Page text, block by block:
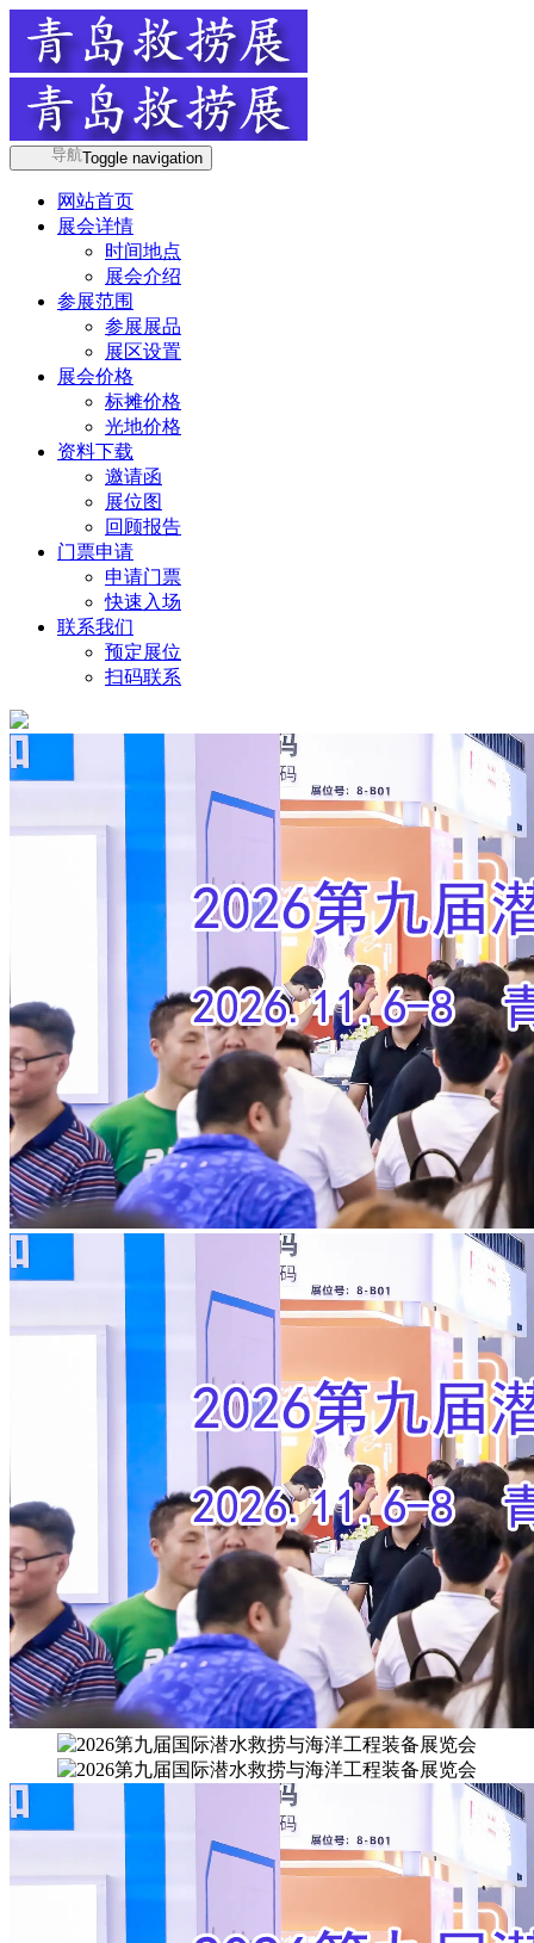
导航Toggle navigation
网站首页
展会详情
时间地点
展会介绍
参展范围
参展展品
展区设置
展会价格
标摊价格
光地价格
资料下载
邀请函
展位图
回顾报告
门票申请
申请门票
快速入场
联系我们
预定展位
扫码联系